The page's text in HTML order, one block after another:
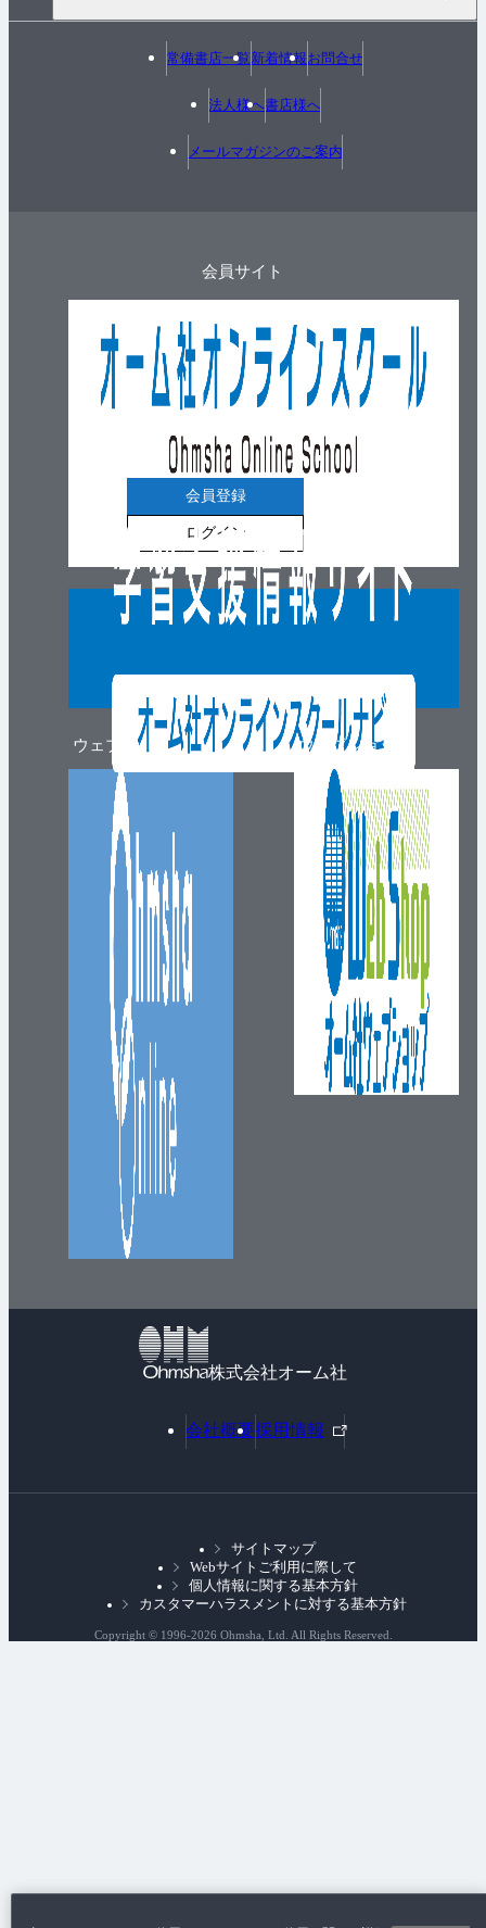
常備書店一覧新着情報お問合せ
法人様へ書店様へ
メールマガジンのご案内
ウェブマガジン
会員サイト
会員登録
ログイン
ウェブショップ
株式会社オーム社
会社概要採用情報
外
部
ン
サイトマップ
Webサイトご利用に際して
個人情報に関する基本方針
カスタマーハラスメントに対する基本方針
Copyright © 1996-2026 Ohmsha, Ltd. All Rights Reserved.